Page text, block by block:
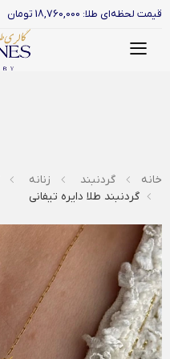
قیمت لحظه‌ای طلا: 18,760,000 تومان
خانه گردنبند زنانه
گردنبند طلا دایره تیفانی